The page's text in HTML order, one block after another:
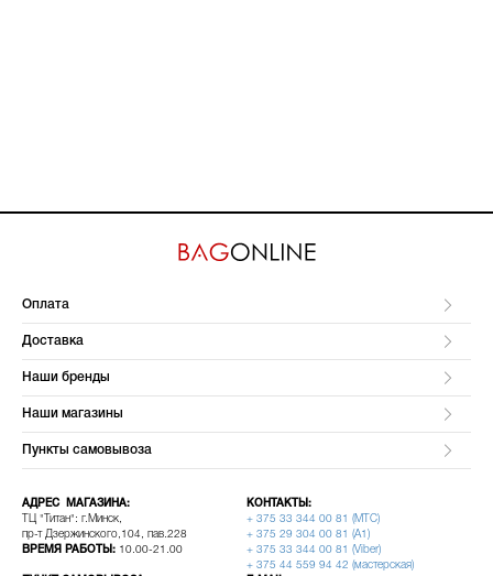
Оплата
Доставка
Наши бренды
Наши магазины
Пункты самовывоза
АДРЕС МАГАЗИНА:
ТЦ "Титан": г.Минск,
пр-т Дзержинского,104, пав.228
ВРЕМЯ РАБОТЫ: 10.00-21.00
КОНТАКТЫ:
+ 375 33 344 00 81 (МТС)
+ 375 29 304 00 81 (A1)
+ 375 33 344 00 81 (Viber)
+ 375 44 559 94 42 (мастерская)